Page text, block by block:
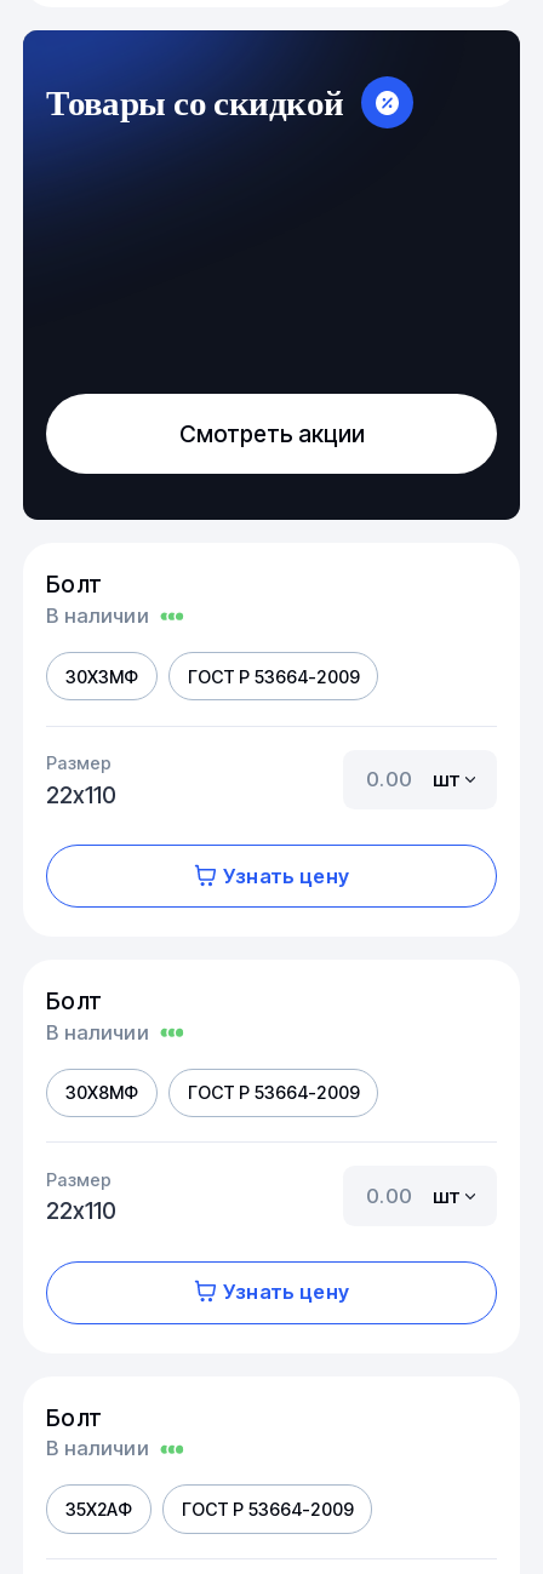
Товары со скидкой
Смотреть акции
Болт
В наличии
30Х3МФ ГОСТ Р 53664-2009
Размер
22х110
шт
Узнать цену
Болт
В наличии
30Х8МФ ГОСТ Р 53664-2009
Размер
22х110
шт
Узнать цену
Болт
В наличии
35Х2АФ ГОСТ Р 53664-2009